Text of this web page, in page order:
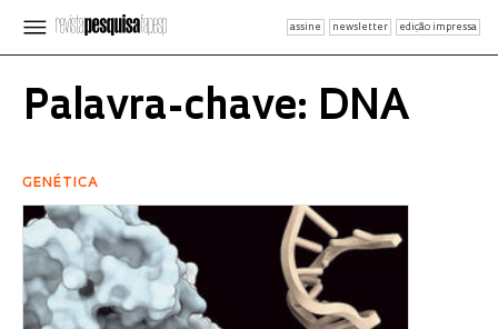
assine newsletter edição impressa
Palavra-chave: DNA
GENÉTICA